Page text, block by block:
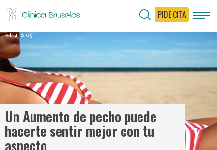
PIDE CITA
< Ir al Blog
Un Aumento de pecho puede
hacerte sentir mejor con tu
aspecto